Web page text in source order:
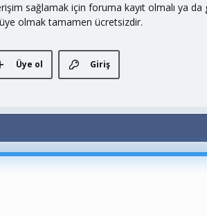
sağlamak için foruma kayıt olmalı ya da
olmak tamamen ücretsizdir.
Giriş
Üye ol